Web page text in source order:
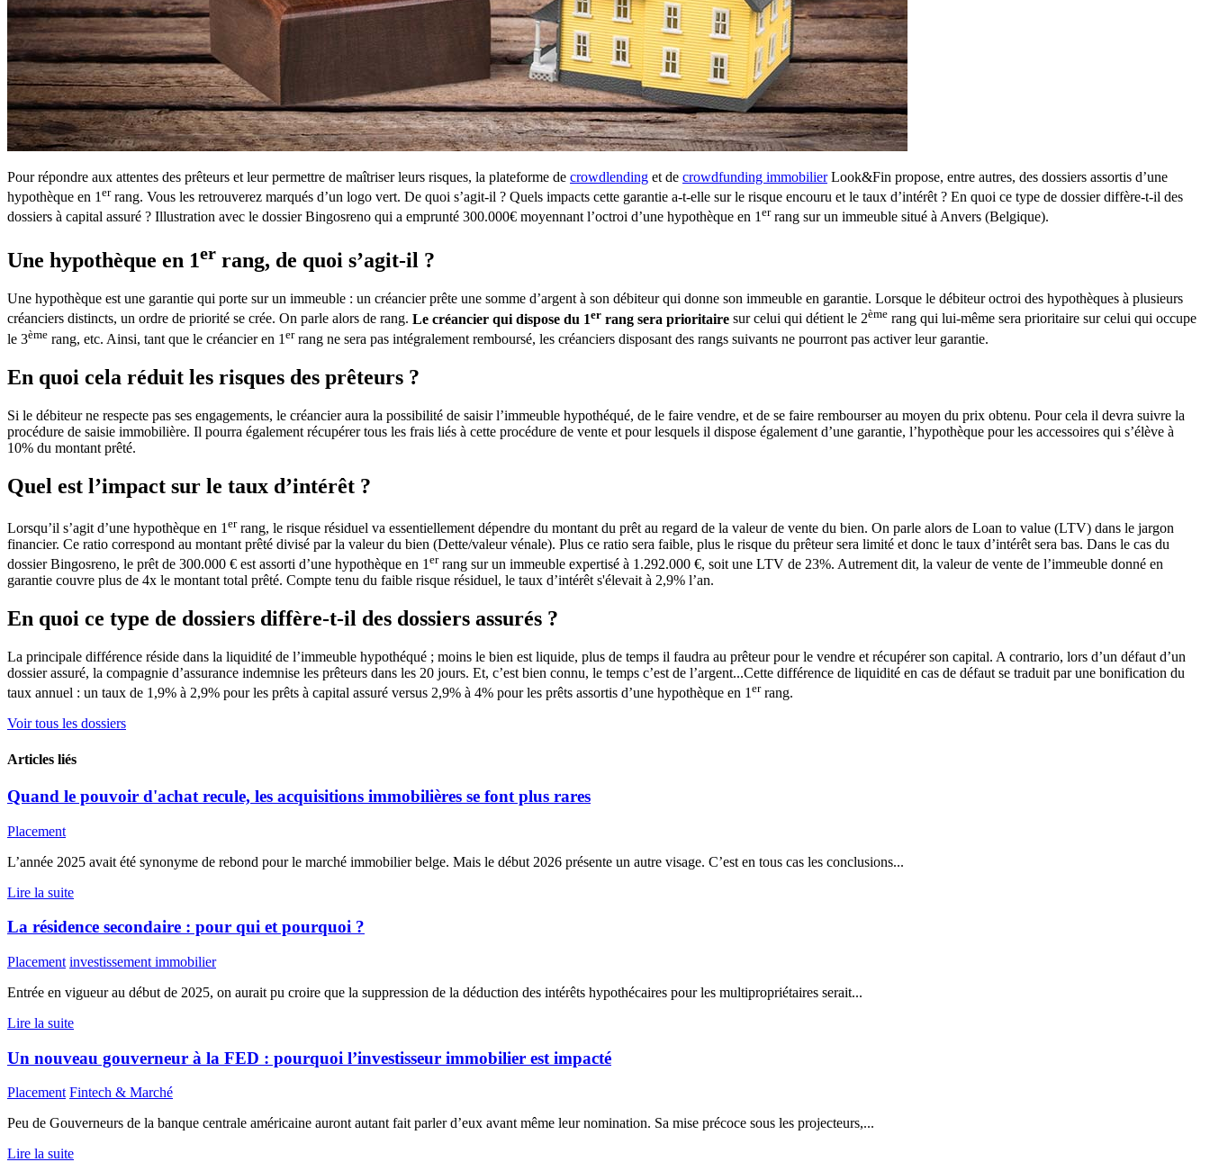
Pour répondre aux attentes des prêteurs et leur permettre de maîtriser leurs risques, la plateforme de crowdlending et de crowdfunding immobilierLook&Fin propose, entre autres, des dossiers assortis d’une
hypothèque en 1 errang. Vous les retrouverez marqués d’un logo vert. De quoi s’agit-il ? Quels impacts cette garantie a-t-elle sur le risque encouru et le taux d’intérêt ? En quoi ce type de dossier diffère-t-il des
dossiers à capital assuré ? Illustration avec le dossier Bingosreno qui a emprunté 300.000€ moyennant l’octroi d’une hypothèque en 1errang sur un immeuble situé à Anvers (Belgique).
Une hypothèque en 1er rang, de quoi s’agit-il ?
Une hypothèque est une garantie qui porte sur un immeuble : un créancier prête une somme d’argent à son débiteur qui donne son immeuble en garantie. Lorsque le débiteur octroi des hypothèques à plusieurs
créanciers distincts, un ordre de priorité se crée. On parle alors de rang. Le créancier qui dispose du 1er rang sera prioritaire sur celui qui détient le 2ème rang qui lui-même sera prioritaire sur celui qui occupe
le 3ème rang, etc. Ainsi, tant que le créancier en 1 errang ne sera pas intégralement remboursé, les créanciers disposant des rangs suivants ne pourront pas activer leur garantie.
En quoi cela réduit les risques des prêteurs ?
Si le débiteur ne respecte pas ses engagements, le créancier aura la possibilité de saisir l’immeuble hypothéqué, de le faire vendre, et de se faire rembourser au moyen du prix obtenu. Pour cela il devra suivre la
procédure de saisie immobilière. Il pourra également récupérer tous les frais liés à cette procédure de vente et pour lesquels il dispose également d’une garantie, l’hypothèque pour les accessoires qui s’élève à
10% du montant prêté.
Quel est l’impact sur le taux d’intérêt ?
Lorsqu’il s’agit d’une hypothèque en 1 errang, le risque résiduel va essentiellement dépendre du montant du prêt au regard de la valeur de vente du bien. On parle alors de Loan to value (LTV) dans le jargon
financier. Ce ratio correspond au montant prêté divisé par la valeur du bien (Dette/valeur vénale). Plus ce ratio sera faible, plus le risque du prêteur sera limité et donc le taux d’intérêt sera bas. Dans le cas du
dossier Bingosreno, le prêt de 300.000 € est assorti d’une hypothèque en 1 errang sur un immeuble expertisé à 1.292.000 €, soit une LTV de 23%. Autrement dit, la valeur de vente de l’immeuble donné en
garantie couvre plus de 4x le montant total prêté. Compte tenu du faible risque résiduel, le taux d’intérêt s'élevait à 2,9% l’an.
En quoi ce type de dossiers diffère-t-il des dossiers assurés ?
La principale différence réside dans la liquidité de l’immeuble hypothéqué ; moins le bien est liquide, plus de temps il faudra au prêteur pour le vendre et récupérer son capital. A contrario, lors d’un défaut d’un
dossier assuré, la compagnie d’assurance indemnise les prêteurs dans les 20 jours. Et, c’est bien connu, le temps c’est de l’argent...Cette différence de liquidité en cas de défaut se traduit par une bonification du
taux annuel : un taux de 1,9% à 2,9% pour les prêts à capital assuré versus 2,9% à 4% pour les prêts assortis d’une hypothèque en 1 errang.
Voir tous les dossiers
Articles liés
Quand le pouvoir d'achat recule, les acquisitions immobilières se font plus rares
Placement
L’année 2025 avait été synonyme de rebond pour le marché immobilier belge. Mais le début 2026 présente un autre visage. C’est en tous cas les conclusions...
Lire la suite
La résidence secondaire : pour qui et pourquoi ?
Placement investissement immobilier
Entrée en vigueur au début de 2025, on aurait pu croire que la suppression de la déduction des intérêts hypothécaires pour les multipropriétaires serait...
Lire la suite
Un nouveau gouverneur à la FED : pourquoi l’investisseur immobilier est impacté
Placement Fintech & Marché
Peu de Gouverneurs de la banque centrale américaine auront autant fait parler d’eux avant même leur nomination. Sa mise précoce sous les projecteurs,...
Lire la suite